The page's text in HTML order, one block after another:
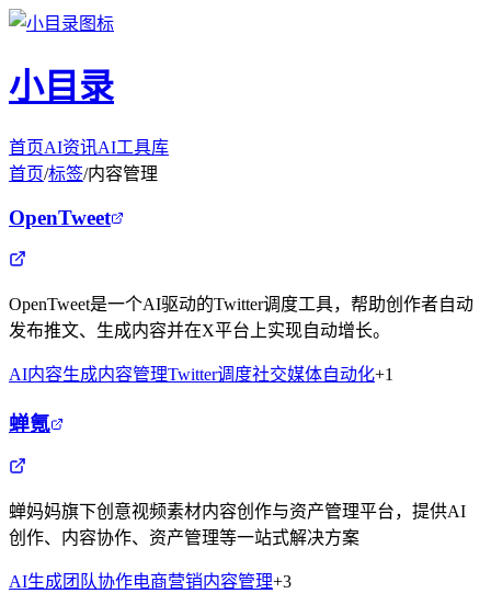
小目录
首页AI资讯AI工具库
首页/标签/内容管理
OpenTweet
OpenTweet是一个AI驱动的Twitter调度工具，帮助创作者自动
发布推文、生成内容并在X平台上实现自动增长。
AI内容生成内容管理Twitter调度社交媒体自动化+1
蝉氪
蝉妈妈旗下创意视频素材内容创作与资产管理平台，提供AI
创作、内容协作、资产管理等一站式解决方案
AI生成团队协作电商营销内容管理+3